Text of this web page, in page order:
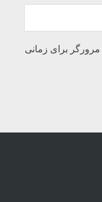
برای زمانی